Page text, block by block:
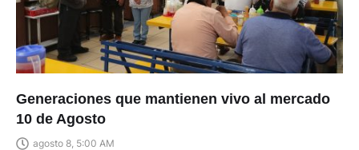
Generaciones que mantienen vivo al mercado
10 de Agosto
agosto 8, 5:00 AM